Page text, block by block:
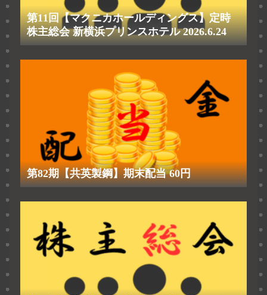
第11回【マクニカホールディングス】定時
株主総会 新横浜プリンスホテル 2026.6.24
第82期【共英製鋼】期末配当 60円